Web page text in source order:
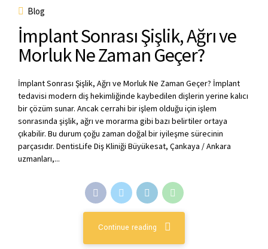
Blog
İmplant Sonrası Şişlik, Ağrı ve
Morluk Ne Zaman Geçer?
İmplant Sonrası Şişlik, Ağrı ve Morluk Ne Zaman Geçer? İmplant
tedavisi modern diş hekimliğinde kaybedilen dişlerin yerine kalıcı
bir çözüm sunar. Ancak cerrahi bir işlem olduğu için işlem
sonrasında şişlik, ağrı ve morarma gibi bazı belirtiler ortaya
çıkabilir. Bu durum çoğu zaman doğal bir iyileşme sürecinin
parçasıdır. DentisLife Diş Kliniği Büyükesat, Çankaya / Ankara
uzmanları,...
Continue reading